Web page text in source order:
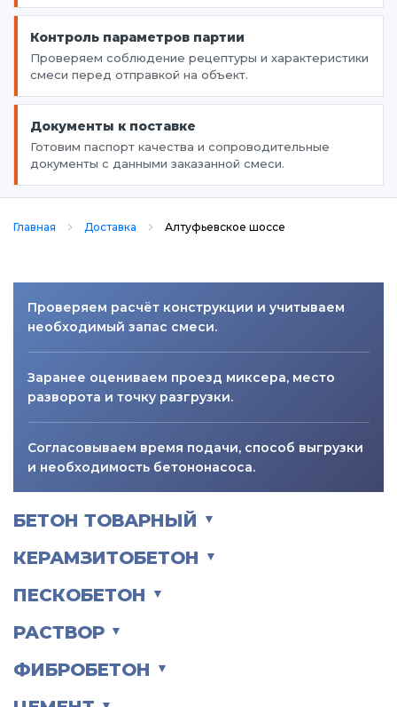
Контроль параметров партии
Проверяем соблюдение рецептуры и характеристики
смеси перед отправкой на объект.
Документы к поставке
Готовим паспорт качества и сопроводительные
документы с данными заказанной смеси.
Главная Доставка Алтуфьевское шоссе
Проверяем расчёт конструкции и учитываем
необходимый запас смеси.
Заранее оцениваем проезд миксера, место
разворота и точку разгрузки.
Согласовываем время подачи, способ выгрузки
и необходимость бетононасоса.
БЕТОН ТОВАРНЫЙ ▼
КЕРАМЗИТОБЕТОН ▼
ПЕСКОБЕТОН ▼
РАСТВОР ▼
ФИБРОБЕТОН ▼